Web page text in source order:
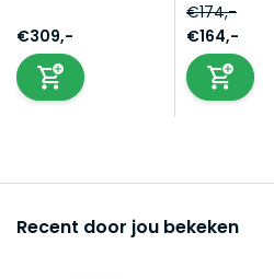
€309,-
€174,-
€164,-
Recent door jou bekeken